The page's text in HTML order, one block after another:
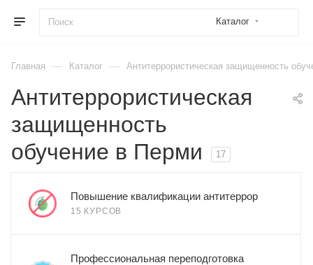
Каталог
Главная — Каталог — Антитеррористическая защищенность
Антитеррористическая
защищенность
обучение в Перми
17
Повышение квалификации антитеррор
15 КУРСОВ
Профессиональная переподготовка